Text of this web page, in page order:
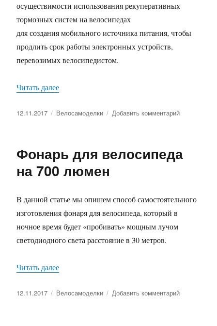
осуществимости использования рекуперативных
тормозных систем на велосипедах
для создания мобильного источника питания, чтобы
продлить срок работы электронных устройств,
перевозимых велосипедистом.
Читать далее«Как зарядить любое USB устройство с
Опубликовано
12.11.2017 Рубрики
Велосамоделки Добавить комментарийк
любое
велосипеда
Фонарь для велосипеда
на 700 люмен
В данной статье мы опишем способ самостоятельного
изготовления фонаря для велосипеда, который в
ночное время будет «пробивать» мощным лучом
светодиодного света расстояние в 30 метров.
Читать далее«Фонарь для велосипеда на 700 люмен»
Опубликовано
12.11.2017 Рубрики
Велосамоделки Добавить комментарийк